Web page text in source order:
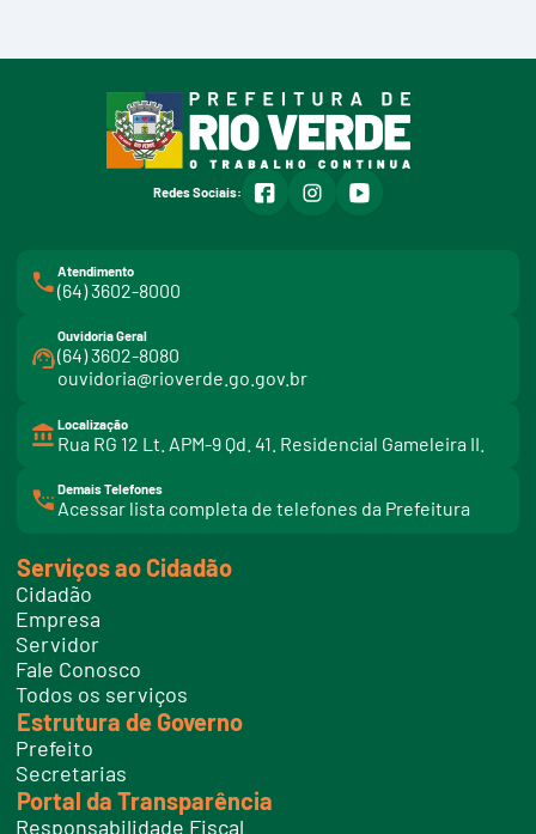
Redes Sociais: facebookinstagramyoutube
Atendimento
(64) 3602-8000
Ouvidoria Geral
(64) 3602-8080
ouvidoria@rioverde.go.gov.br
Localização
Rua RG 12 Lt. APM-9 Qd. 41. Residencial Gameleira II.
Demais Telefones
Acessar lista completa de telefones da Prefeitura
i
t
e
l
f
o
e
s
Serviços ao Cidadão
Cidadão
Empresa
Servidor
Fale Conosco
Todos os serviços
Estrutura de Governo
Prefeito
Secretarias
Portal da Transparência
Responsabilidade Fiscal